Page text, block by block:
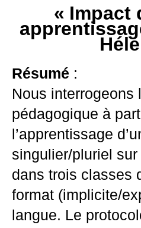
« Impact
Résumé :
Nous interrogeons
pédagogique à
l’apprentissage
singulier/pluriel
dans trois classes
format (implicite/
langue. Le